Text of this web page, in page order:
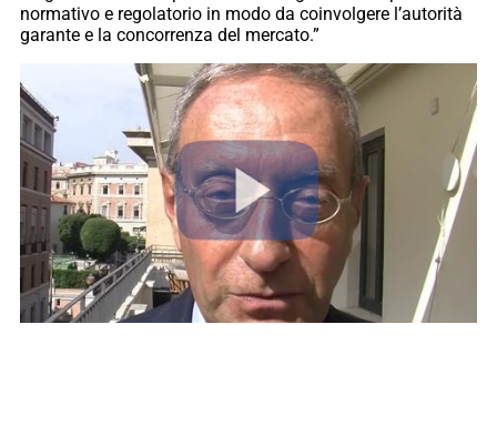
normativo e regolatorio in modo da coinvolgere l’autorità
garante e la concorrenza del mercato.”